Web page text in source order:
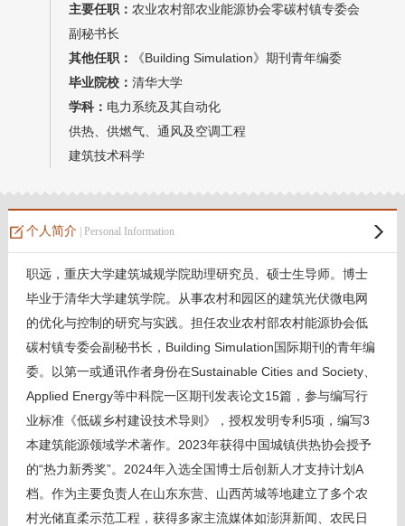
主要任职： 农业农村部农业能源协会零碳村镇专委会
副秘书长
其他任职：
《Building Simulation》期刊青年编委
毕业院校： 清华大学
学科： 电力系统及其自动化
供热、供燃气、通风及空调工程
建筑技术科学
个人简介| Personal Information
职远，重庆大学建筑城规学院助理研究员、硕士生导师。博士
毕业于清华大学建筑学院。从事农村和园区的建筑光伏微电网
的优化与控制的研究与实践。担任农业农村部农村能源协会低
碳村镇专委会副秘书长，Building Simulation国际期刊的青年编
委。以第一或通讯作者身份在Sustainable Cities and Society、
Applied Energy等中科院一区期刊发表论文15篇，参与编写行
业标准《低碳乡村建设技术导则》，授权发明专利5项，编写3
本建筑能源领域学术著作。2023年获得中国城镇供热协会授予
的“热力新秀奖”。2024年入选全国博士后创新人才支持计划A
档。作为主要负责人在山东东营、山西芮城等地建立了多个农
村光储直柔示范工程，获得多家主流媒体如澎湃新闻、农民日